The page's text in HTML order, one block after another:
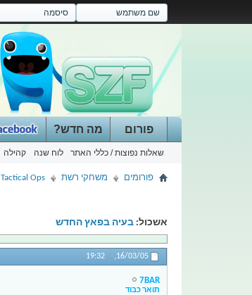
פורום
שאלות נפוצות / כללי האתר לוח שנה קהילה
מה חדש?
פורומים משחקי רשת Tactical Ops
אשכול: בעיה בפאץ החדש
16/03/05,
19:32
7BAR
תואר כבוד